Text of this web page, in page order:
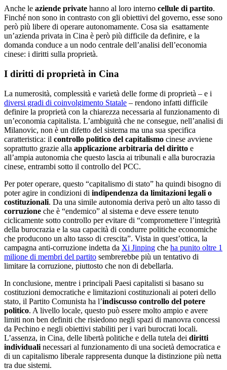
Anche le aziende private hanno al loro interno cellule di partito.
Finché non sono in contrasto con gli obiettivi del governo, esse sono
però più libere di operare autonomamente. Cosa sia esattamente
un’azienda privata in Cina è però più difficile da definire, e la
domanda conduce a un nodo centrale dell’analisi dell’economia
cinese: i diritti sulla proprietà.
I diritti di proprietà in Cina
La numerosità, complessità e varietà delle forme di proprietà – e i
diversi gradi di coinvolgimento Statale – rendono infatti difficile
definire la proprietà con la chiarezza necessaria al funzionamento di
un’economia capitalista. L’ambiguità che ne consegue, nell’analisi di
Milanovic, non è un difetto del sistema ma una sua specifica
caratteristica: il controllo politico del capitalismo cinese avviene
soprattutto grazie alla applicazione arbitraria del diritto e
all’ampia autonomia che questo lascia ai tribunali e alla burocrazia
cinese, entrambi sotto il controllo del PCC.
Per poter operare, questo “capitalismo di stato” ha quindi bisogno di
poter agire in condizioni di indipendenza da limitazioni legali o
costituzionali. Da una simile autonomia deriva però un alto tasso di
corruzione che è “endemico” al sistema e deve essere tenuto
ciclicamente sotto controllo per evitare di “compromettere l’integrità
della burocrazia e la sua capacità di condurre politiche economiche
che producono un alto tasso di crescita”. Vista in quest’ottica, la
campagna anti-corruzione indetta da Xi Jinping che ha punito oltre 1
milione di membri del partito sembrerebbe più un tentativo di
limitare la corruzione, piuttosto che non di debellarla.
In conclusione, mentre i principali Paesi capitalisti si basano su
costituzioni democratiche e limitazioni costituzionali ai poteri dello
stato, il Partito Comunista ha l’indiscusso controllo del potere
politico. A livello locale, questo può essere molto ampio e avere
limiti non ben definiti che risiedono negli spazi di manovra concessi
da Pechino e negli obiettivi stabiliti per i vari burocrati locali.
L’assenza, in Cina, delle libertà politiche e della tutela dei diritti
individuali necessari al funzionamento di una società democratica e
di un capitalismo liberale rappresenta dunque la distinzione più netta
tra due sistemi.